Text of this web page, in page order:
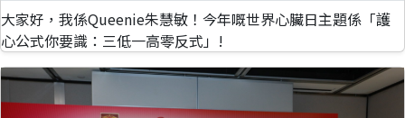
大家好，我係Queenie朱慧敏！今年嘅世界心臟日主題係「護
心公式你要識：三低一高零反式」!